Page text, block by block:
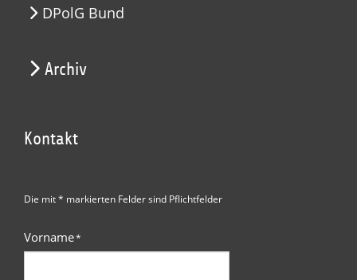
DPolG Bund
Archiv
Kontakt
Die mit * markierten Felder sind Pflichtfelder
Vorname*